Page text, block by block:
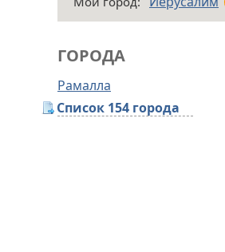
ГОРОДА
Рамалла
Список 154 города